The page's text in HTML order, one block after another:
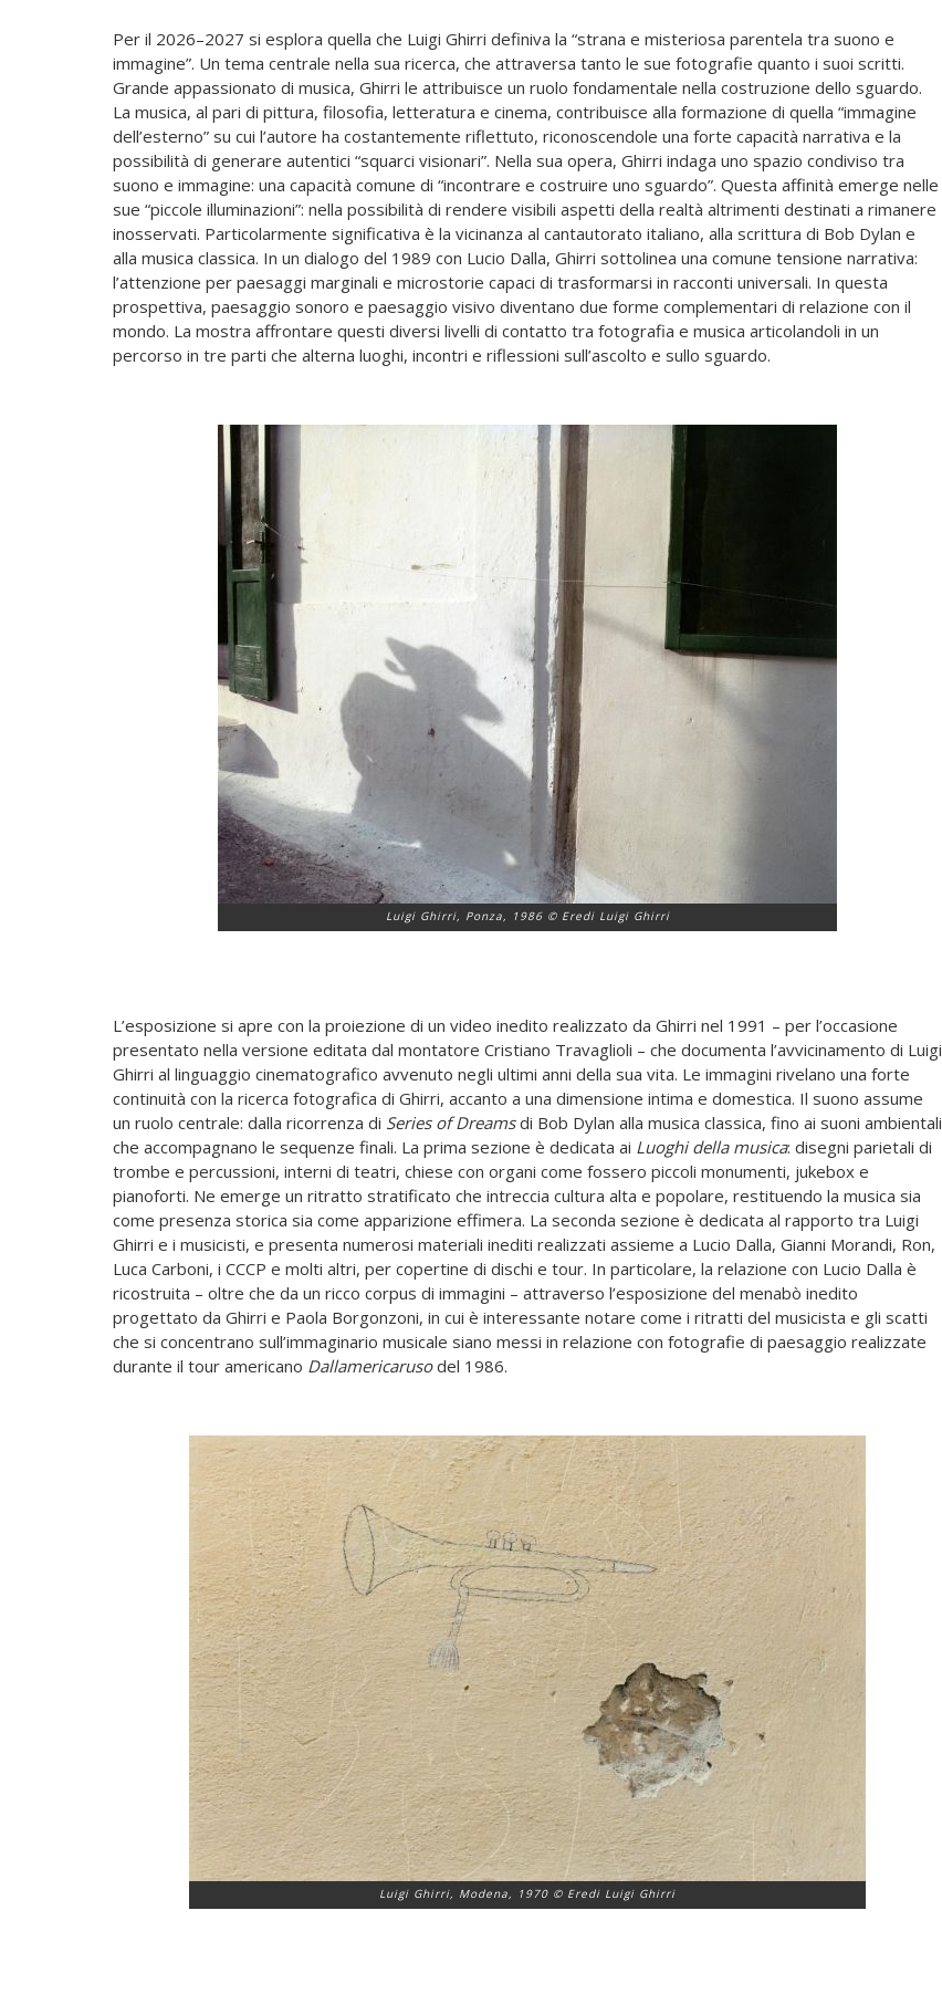
Per il 2026–2027 si esplora quella che Luigi Ghirri definiva la “strana e misteriosa parentela tra suono e
immagine”. Un tema centrale nella sua ricerca, che attraversa tanto le sue fotografie quanto i suoi scritti.
Grande appassionato di musica, Ghirri le attribuisce un ruolo fondamentale nella costruzione dello sguardo.
La musica, al pari di pittura, filosofia, letteratura e cinema, contribuisce alla formazione di quella “immagine
dell’esterno” su cui l’autore ha costantemente riflettuto, riconoscendole una forte capacità narrativa e la
possibilità di generare autentici “squarci visionari”. Nella sua opera, Ghirri indaga uno spazio condiviso tra
suono e immagine: una capacità comune di “incontrare e costruire uno sguardo”. Questa affinità emerge nelle
sue “piccole illuminazioni”: nella possibilità di rendere visibili aspetti della realtà altrimenti destinati a rimanere
inosservati. Particolarmente significativa è la vicinanza al cantautorato italiano, alla scrittura di Bob Dylan e
alla musica classica. In un dialogo del 1989 con Lucio Dalla, Ghirri sottolinea una comune tensione narrativa:
l’attenzione per paesaggi marginali e microstorie capaci di trasformarsi in racconti universali. In questa
prospettiva, paesaggio sonoro e paesaggio visivo diventano due forme complementari di relazione con il
mondo. La mostra affrontare questi diversi livelli di contatto tra fotografia e musica articolandoli in un
percorso in tre parti che alterna luoghi, incontri e riflessioni sull’ascolto e sullo sguardo.
Luigi Ghirri, Ponza, 1986 © Eredi Luigi Ghirri
L’esposizione si apre con la proiezione di un video inedito realizzato da Ghirri nel 1991 – per l’occasione
presentato nella versione editata dal montatore Cristiano Travaglioli – che documenta l’avvicinamento di Luigi
Ghirri al linguaggio cinematografico avvenuto negli ultimi anni della sua vita. Le immagini rivelano una forte
continuità con la ricerca fotografica di Ghirri, accanto a una dimensione intima e domestica. Il suono assume
un ruolo centrale: dalla ricorrenza di Series of Dreamsdi Bob Dylan alla musica classica, fino ai suoni ambientali
che accompagnano le sequenze finali. La prima sezione è dedicata ai Luoghi della musica: disegni parietali di
trombe e percussioni, interni di teatri, chiese con organi come fossero piccoli monumenti, jukebox e
pianoforti. Ne emerge un ritratto stratificato che intreccia cultura alta e popolare, restituendo la musica sia
come presenza storica sia come apparizione effimera. La seconda sezione è dedicata al rapporto tra Luigi
Ghirri e i musicisti, e presenta numerosi materiali inediti realizzati assieme a Lucio Dalla, Gianni Morandi, Ron,
Luca Carboni, i CCCP e molti altri, per copertine di dischi e tour. In particolare, la relazione con Lucio Dalla è
ricostruita – oltre che da un ricco corpus di immagini – attraverso l’esposizione del menabò inedito
progettato da Ghirri e Paola Borgonzoni, in cui è interessante notare come i ritratti del musicista e gli scatti
che si concentrano sull’immaginario musicale siano messi in relazione con fotografie di paesaggio realizzate
durante il tour americano Dallamericarusodel 1986.
Luigi Ghirri, Modena, 1970 © Eredi Luigi Ghirri